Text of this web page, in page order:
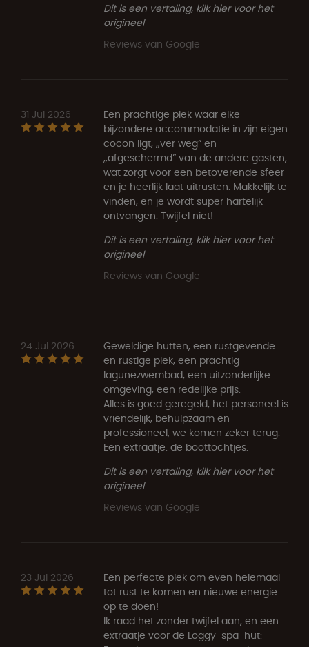
Dit is een vertaling, klik hier voor het
origineel
Reviews van Google
31 Jul 2026
Een prachtige plek waar elke
bijzondere accommodatie in zijn eigen
cocon ligt, „ver weg” en
„afgeschermd” van de andere gasten,
wat zorgt voor een betoverende sfeer
en je heerlijk laat uitrusten. Makkelijk te
vinden, en je wordt super hartelijk
ontvangen. Twijfel niet!
Dit is een vertaling, klik hier voor het
origineel
Reviews van Google
24 Jul 2026
Geweldige hutten, een rustgevende
en rustige plek, een prachtig
lagunezwembad, een uitzonderlijke
omgeving, een redelijke prijs.
Alles is goed geregeld, het personeel is
vriendelijk, behulpzaam en
professioneel, we komen zeker terug.
Een extraatje: de boottochtjes.
Dit is een vertaling, klik hier voor het
origineel
Reviews van Google
23 Jul 2026
Een perfecte plek om even helemaal
tot rust te komen en nieuwe energie
op te doen!
Ik raad het zonder twijfel aan, en een
extraatje voor de Loggy-spa-hut: